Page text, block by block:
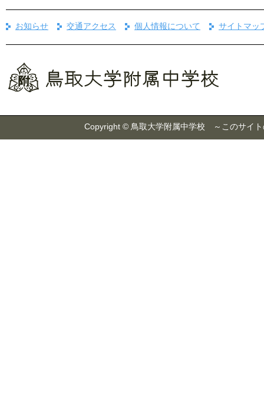
お知らせ 交通アクセス 個人情報について サイトマッ
Copyright © 鳥取大学附属中学校 ～このサイト